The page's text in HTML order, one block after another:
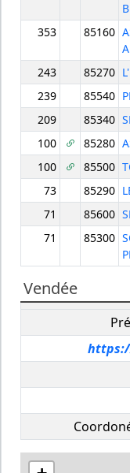
353
85160
243
85270
239
85540
209
85340
100
85280
100
85500
73
85290
71
85600
71
85300
Vendée